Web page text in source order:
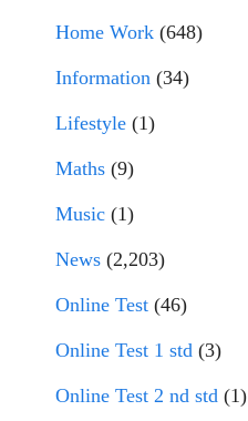
Home Work (648)
Information (34)
Lifestyle (1)
Maths (9)
Music (1)
News (2,203)
Online Test (46)
Online Test 1 std (3)
Online Test 2 nd std (1)